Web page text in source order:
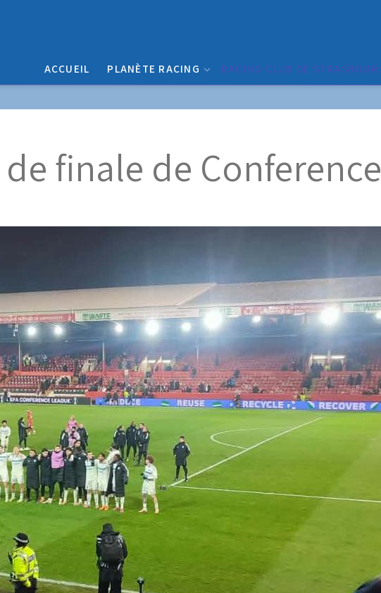
ACCUEIL PLANÈTE RACING RACING CLUB DE
finale de